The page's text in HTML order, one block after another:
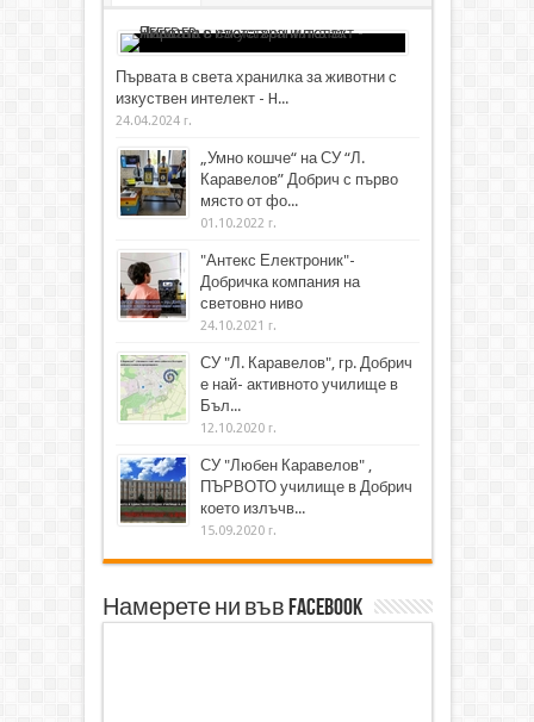
Първата в света хранилка за животни с
изкуствен интелект - H...
24.04.2024 г.
„Умно кошче“ на СУ “Л.
Каравелов” Добрич с първо
място от фо...
01.10.2022 г.
"Антекс Електроник"-
Добричка компания на
световно ниво
24.10.2021 г.
СУ "Л. Каравелов", гр. Добрич
е най- активното училище в
Бъл...
12.10.2020 г.
СУ "Любен Каравелов" ,
ПЪРВОТО училище в Добрич
което излъчв...
15.09.2020 г.
Намерете ни във Facebook